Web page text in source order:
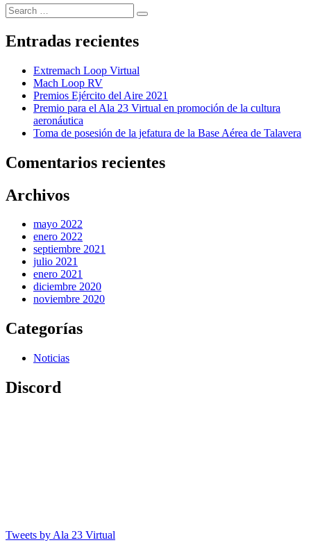
Search
for:
Search
Entradas recientes
Extremach Loop Virtual
Mach Loop RV
Premios Ejército del Aire 2021
Premio para el Ala 23 Virtual en promoción de la cultura
aeronáutica
Toma de posesión de la jefatura de la Base Aérea de Talavera
Comentarios recientes
Archivos
mayo 2022
enero 2022
septiembre 2021
julio 2021
enero 2021
diciembre 2020
noviembre 2020
Categorías
Noticias
Discord
Tweets by Ala 23 Virtual